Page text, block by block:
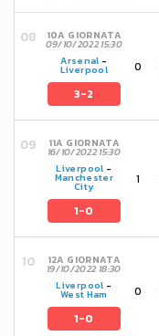
10A GIORNATA
09/10/2022 15:30
Arsenal -
Liverpool
3-2
0
11A GIORNATA
16/10/2022 15:30
Liverpool -
Manchester
City
1-0
1
12A GIORNATA
19/10/2022 18:30
Liverpool -
West Ham
1-0
0